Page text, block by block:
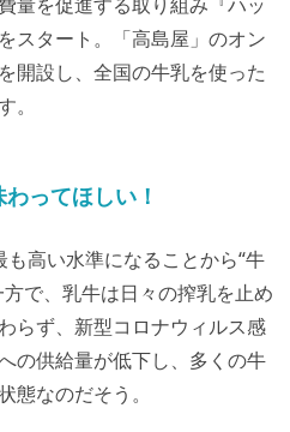
スタート。「高島屋」のオン
開設し、全国の牛乳を使った
。
ってほしい！
高い水準になることから“牛
で、乳牛は日々の搾乳を止め
らず、新型コロナウィルス感
の供給量が低下し、多くの牛
態なのだそう。